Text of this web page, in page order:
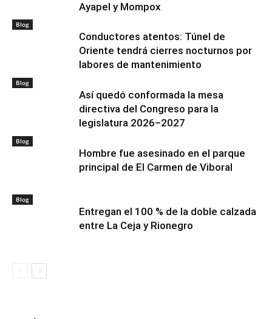
Ayapel y Mompox
Blog
Conductores atentos: Túnel de
Oriente tendrá cierres nocturnos por
labores de mantenimiento
Blog
Así quedó conformada la mesa
directiva del Congreso para la
legislatura 2026–2027
Blog
Hombre fue asesinado en el parque
principal de El Carmen de Viboral
Blog
Entregan el 100 % de la doble calzada
entre La Ceja y Rionegro